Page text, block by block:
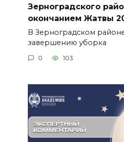
Зерноградского
окончанием Жатвы
В Зерноградском
завершению уборка
0 103